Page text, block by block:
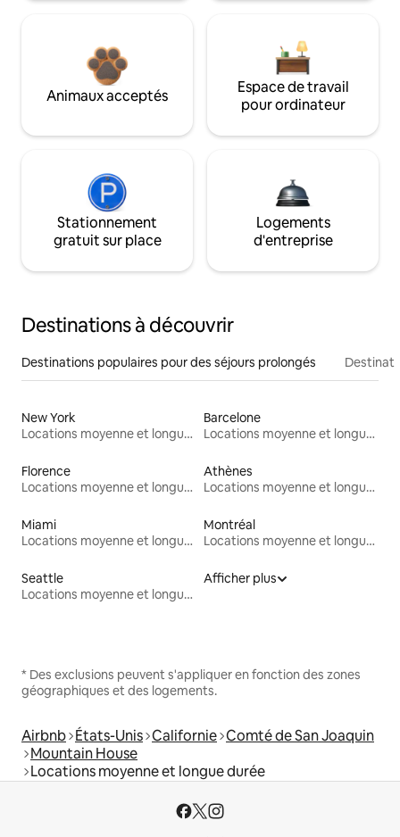
Animaux acceptés
Espace de travail
pour ordinateur
Stationnement
gratuit sur place
Logements
d'entreprise
Destinations à découvrir
Destinations populaires pour des séjours prolongés
New York
Locations moyenne et longue durée
Barcelone
Locations moyenne et longue durée
Florence
Locations moyenne et longue durée
Athènes
Locations moyenne et longue durée
Miami
Locations moyenne et longue durée
Montréal
Locations moyenne et longue durée
Seattle
Locations moyenne et longue durée
Afficher plus
* Des exclusions peuvent s'appliquer en fonction des zones
géographiques et des logements.
Airbnb États-Unis Californie Comté de San Joaquin
Mountain House
Locations moyenne et longue durée